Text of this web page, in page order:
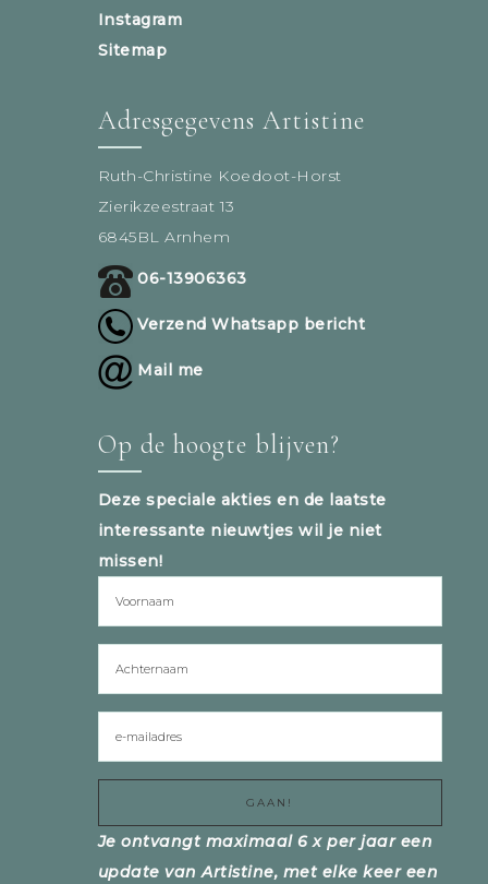
Instagram
Sitemap
Adresgegevens Artistine
Ruth-Christine Koedoot-Horst
Zierikzeestraat 13
6845BL Arnhem
06-13906363
Verzend Whatsapp bericht
Mail me
Op de hoogte blijven?
Deze speciale akties en de laatste
interessante nieuwtjes wil je niet
missen!
Je ontvangt maximaal 6 x per jaar een
update van Artistine, met elke keer een